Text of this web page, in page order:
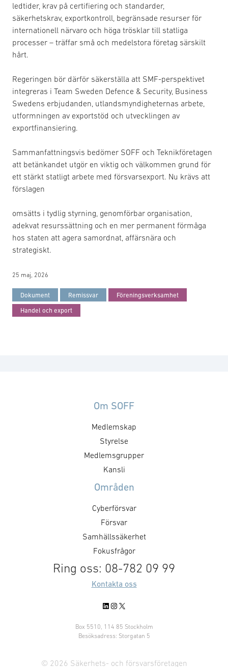
ledtider, krav på certifiering och standarder,
säkerhetskrav, exportkontroll, begränsade resurser för
internationell närvaro och höga trösklar till statliga
processer – träffar små och medelstora företag särskilt
hårt.
Regeringen bör därför säkerställa att SMF-perspektivet
integreras i Team Sweden Defence & Security, Business
Swedens erbjudanden, utlandsmyndigheternas arbete,
utformningen av exportstöd och utvecklingen av
exportfinansiering.
Sammanfattningsvis bedömer SOFF och Teknikföretagen
att betänkandet utgör en viktig och välkommen grund för
ett stärkt statligt arbete med försvarsexport. Nu krävs att
förslagen
omsätts i tydlig styrning, genomförbar organisation,
adekvat resurssättning och en mer permanent förmåga
hos staten att agera samordnat, affärsnära och
strategiskt.
25 maj, 2026
Dokument Remissvar Föreningsverksamhet
Handel och export
Om SOFF
Medlemskap
Styrelse
Medlemsgrupper
Kansli
Områden
Cyberförsvar
Försvar
Samhällssäkerhet
Fokusfrågor
Ring oss: 08-782 09 99
Kontakta oss
LinkedIn
Instagram
X
Box 5510, 114 85 Stockholm
Besöksadress: Storgatan 5
© 2026 Säkerhets- och försvarsföretagen